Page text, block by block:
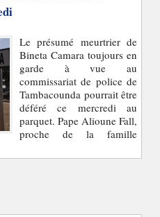
Le présumé meurtrier de
Bineta Camara toujours en
garde à vue au
commissariat de police de
Tambacounda pourrait être
déféré ce mercredi au
parquet. Pape Alioune Fall,
proche de la famille